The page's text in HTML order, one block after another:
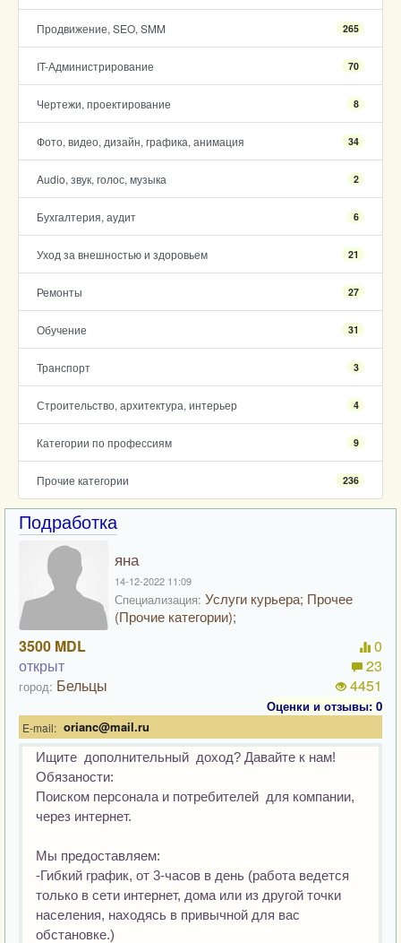
Продвижение, SEO, SMM 265
IT-Администрирование 70
Чертежи, проектирование 8
Фото, видео, дизайн, графика, анимация 34
Audio, звук, голос, музыка 2
Бухгалтерия, аудит 6
Уход за внешностью и здоровьем 21
Ремонты 27
Обучение 31
Транспорт 3
Строительство, архитектура, интерьер 4
Категории по профессиям 9
Прочие категории 236
Подработка
яна
14-12-2022 11:09
Специализация: Услуги курьера; Прочее
(Прочие категории);
3500 MDL
открыт
город: Бельцы
0
23
4451
Оценки и отзывы: 0
E-mail: orianc@mail.ru
Ищите  дополнительный  доход? Давайте к нам!
Обязаности:
Поиском персонала и потребителей  для компании,
через интернет.
Мы предоставляем:
-Гибкий график, от 3-часов в день (работа ведется
только в сети интернет, дома или из другой точки
населения, находясь в привычной для вас
обстановке.)